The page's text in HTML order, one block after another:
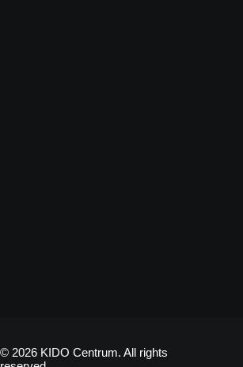
© 2026 KIDO Centrum. All rights